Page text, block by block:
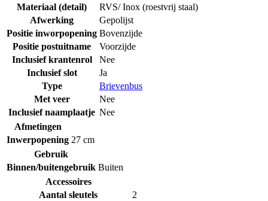
Materiaal (detail)
RVS/ Inox (roestvrij staal)
Afwerking
Gepolijst
Positie inworpopening Bovenzijde
Positie postuitname
Voorzijde
Inclusief krantenrol
Nee
Inclusief slot
Ja
Type
Brievenbus
Met veer
Nee
Inclusief naamplaatje Nee
Afmetingen
Inwerpopening 27 cm
Gebruik
Binnen/buitengebruik Buiten
Accessoires
Aantal sleutels
2